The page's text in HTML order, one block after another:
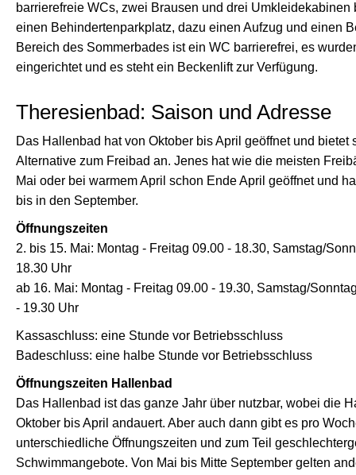
barrierefreie WCs, zwei Brausen und drei Umkleidekabinen
einen Behindertenparkplatz, dazu einen Aufzug und einen
Bereich des Sommerbades ist ein WC barrierefrei, es
eingerichtet und es steht ein Beckenlift zur Verfügung.
Theresienbad: Saison und Adresse
Das Hallenbad hat von Oktober bis April geöffnet und bietet
Alternative zum Freibad an. Jenes hat wie die meisten
Mai oder bei warmem April schon Ende April geöffnet und
bis in den September.
Öffnungszeiten
2. bis 15. Mai: Montag - Freitag 09.00 - 18.30, Samstag/
18.30 Uhr
ab 16. Mai: Montag - Freitag 09.00 - 19.30, Samstag/
- 19.30 Uhr
Kassaschluss: eine Stunde vor Betriebsschluss
Badeschluss: eine halbe Stunde vor Betriebsschluss
Öffnungszeiten Hallenbad
Das Hallenbad ist das ganze Jahr über nutzbar, wobei die
Oktober bis April andauert. Aber auch dann gibt es pro
unterschiedliche Öffnungszeiten und zum Teil
Schwimmangebote. Von Mai bis Mitte September gelten